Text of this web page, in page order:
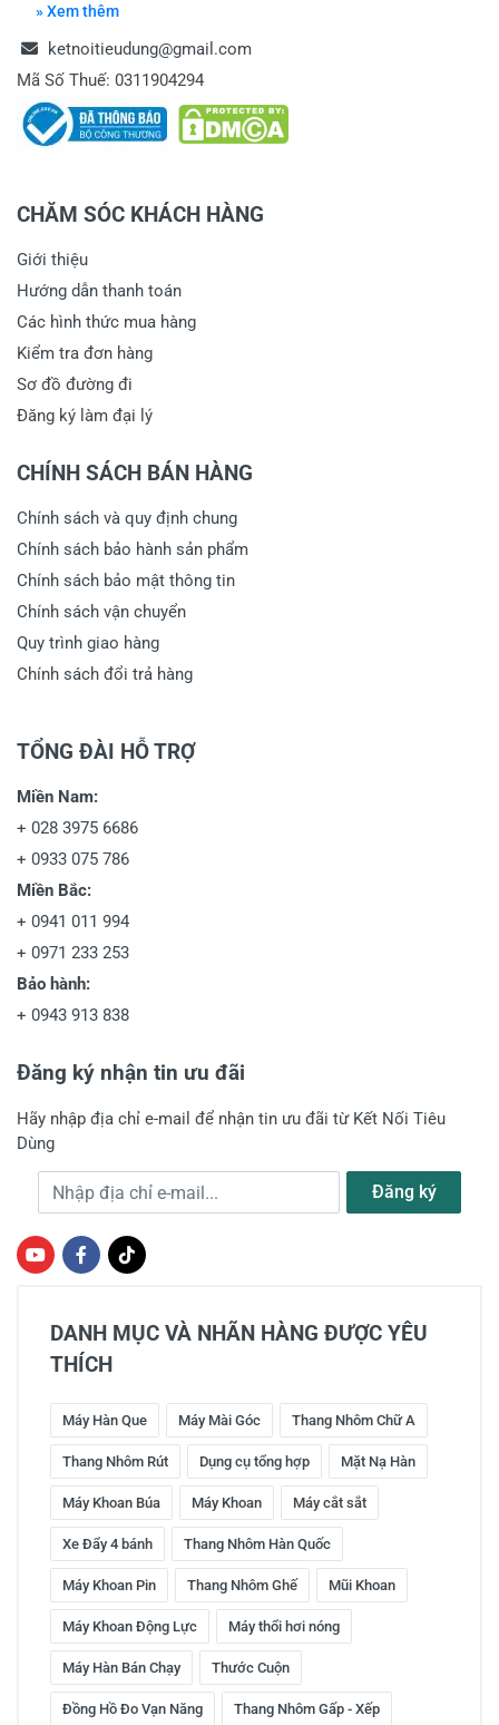
» Xem thêm
ketnoitieudung@gmail.com
Mã Số Thuế: 0311904294
CHĂM SÓC KHÁCH HÀNG
Giới thiệu
Hướng dẫn thanh toán
Các hình thức mua hàng
Kiểm tra đơn hàng
Sơ đồ đường đi
Đăng ký làm đại lý
CHÍNH SÁCH BÁN HÀNG
Chính sách và quy định chung
Chính sách bảo hành sản phẩm
Chính sách bảo mật thông tin
Chính sách vận chuyển
Quy trình giao hàng
Chính sách đổi trả hàng
TỔNG ĐÀI HỖ TRỢ
Miền Nam:
+ 028 3975 6686
+ 0933 075 786
Miền Bắc:
+ 0941 011 994
+ 0971 233 253
Bảo hành:
+ 0943 913 838
Đăng ký nhận tin ưu đãi
Hãy nhập địa chỉ e-mail để nhận tin ưu đãi từ Kết Nối Tiêu
Dùng
Địa chỉ e-mail Đăng ký
DANH MỤC VÀ NHÃN HÀNG ĐƯỢC YÊU
THÍCH
Máy Hàn Que Máy Mài Góc Thang Nhôm Chữ A
Thang Nhôm Rút Dụng cụ tổng hợp Mặt Nạ Hàn
Máy Khoan Búa Máy Khoan Máy cắt sắt
Xe Đẩy 4 bánh Thang Nhôm Hàn Quốc
Máy Khoan Pin Thang Nhôm Ghế Mũi Khoan
Máy Khoan Động Lực Máy thổi hơi nóng
Máy Hàn Bán Chạy Thước Cuộn
Đồng Hồ Đo Vạn Năng Thang Nhôm Gấp - Xếp